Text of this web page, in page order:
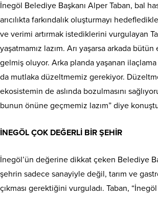
İnegöl Belediye Başkanı Alper Taban, bal
arıcılıkta farkındalık oluşturmayı
ve verimi artırmak istediklerini vurgulayan
yaşatmamız lazım. Arı yaşarsa arkada
gelmiş oluyor. Arka planda yaşanan
da mutlaka düzeltmemiz gerekiyor.
ekosistemin de aslında bozulmasını
bunun önüne geçmemiz lazım” diye
İNEGÖL ÇOK DEĞERLİ BİR ŞEHİR
İnegöl’ün değerine dikkat çeken Belediye
şehrin sadece sanayiyle değil, tarım ve
çıkması gerektiğini vurguladı. Taban,